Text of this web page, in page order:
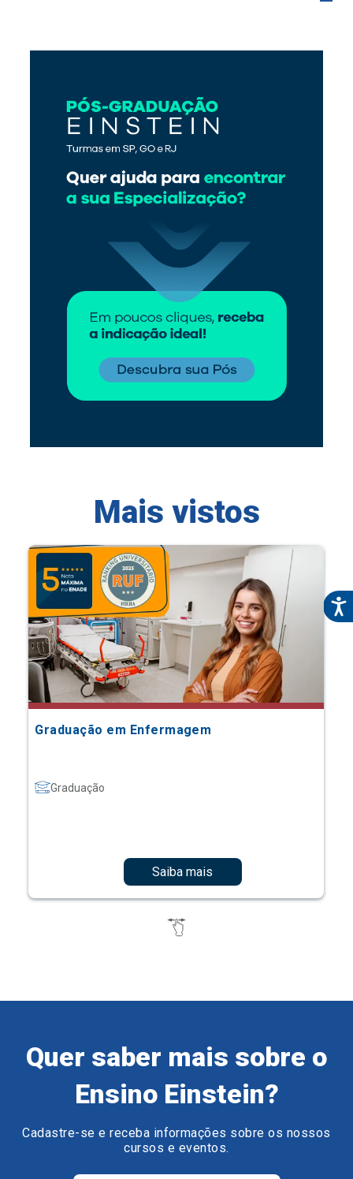
Mais vistos
Graduação em Enfermagem
Graduação
Saiba mais
Quer saber mais sobre o
Ensino Einstein?
Cadastre-se e receba informações sobre os nossos
cursos e eventos.